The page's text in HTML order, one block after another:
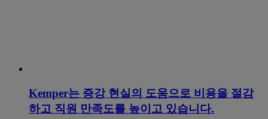
Kemper는 증강 현실의 도움으로 비용을 절감
하고 직원 만족도를 높이고 있습니다.